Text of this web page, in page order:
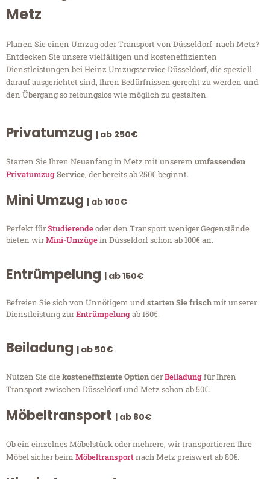
Metz
Planen Sie einen Umzug oder Transport von Düsseldorf nach Metz?
Entdecken Sie unsere vielfältigen und kosteneffizienten
Dienstleistungen bei Heinz Umzugsservice Düsseldorf, die speziell
darauf ausgerichtet sind, Ihren Bedürfnissen gerecht zu werden und
den Übergang so reibungslos wie möglich zu gestalten.
Privatumzug | ab 250€
Starten Sie Ihren Neuanfang in Metz mit unserem umfassenden
PrivatumzugService, der bereits ab 250€ beginnt.
Mini Umzug | ab 100€
Perfekt fürStudierendeoder den Transport weniger Gegenstände
bieten wirMini-Umzügein Düsseldorf schon ab 100€ an.
Entrümpelung | ab 150€
Befreien Sie sich von Unnötigem undstarten Sie frischmit unserer
Dienstleistung zurEntrümpelungab 150€.
Beiladung | ab 50€
Nutzen Sie diekosteneffiziente OptionderBeiladungfür Ihren
Transport zwischen Düsseldorf und Metz schon ab 50€.
Möbeltransport | ab 80€
Ob ein einzelnes Möbelstück oder mehrere, wir transportieren Ihre
Möbel sicher beim Möbeltransportnach Metz preiswert ab 80€.